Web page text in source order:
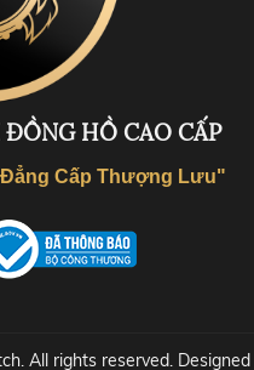
HỒ CAO CẤP
Cấp Thượng Lưu"
All rights reserved. Designed